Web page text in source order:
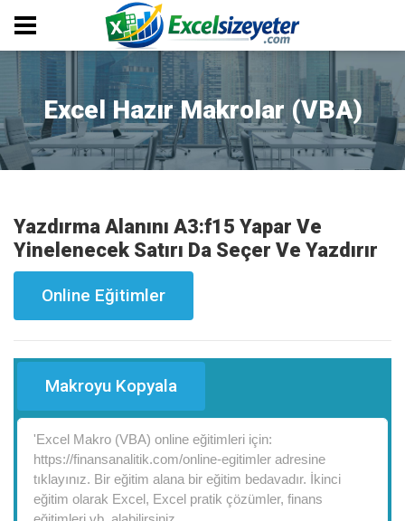
Excel Hazır Makrolar (VBA)
Yazdırma Alanını A3:f15 Yapar Ve
Yinelenecek Satırı Da Seçer Ve Yazdırır
Online Eğitimler
Makroyu Kopyala